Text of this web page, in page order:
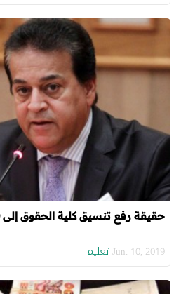
حقيقة رفع تنسيق كلية الحقوق إلى 90%
Jun. 10, 2019 تعليم